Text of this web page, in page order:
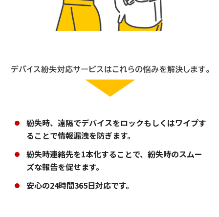
紛失時、遠隔でデバイスをロックもしくはワイプす
ることで情報漏洩を防ぎます。
紛失時連絡先を1本化することで、紛失時のスムー
ズな報告を促せます。
安心の24時間365日対応です。